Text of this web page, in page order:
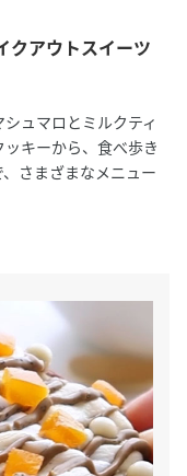
クアウトスイーツ
ュマロとミルクティ
キーから、食べ歩き
さまざまなメニュー